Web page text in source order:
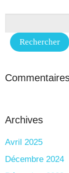
Archives
Avril 2025
Décembre 2024